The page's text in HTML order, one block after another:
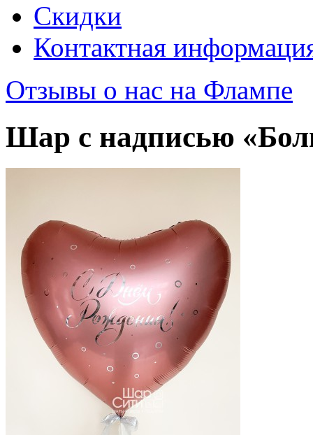
Скидки
Контактная
Отзывы о нас на Флампе
Шар с надписью